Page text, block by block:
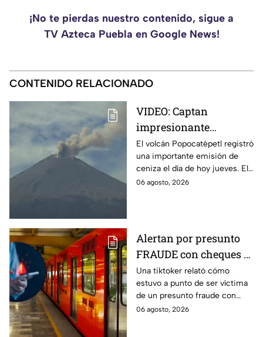
¡No te pierdas nuestro contenido, sigue a
TV Azteca Puebla en Google News!
CONTENIDO RELACIONADO
VIDEO: Captan
impresionante
columna de ceniza en
el volcán Popocatépetl;
estas zonas de Puebla
serán afectadas hoy
El volcán Popocatépetl registró
una importante emisión de
ceniza el día de hoy jueves. El
Semáforo de Alerta Volcánica
06 agosto, 2026
Alertan por presunto
FRAUDE con cheques al
salir del metro de la
CDMX; joven exhibe
'modus operandi'
Una tiktoker relató cómo
estuvo a punto de ser víctima
de un presunto fraude con
cheques y falsos cómplices al
06 agosto, 2026